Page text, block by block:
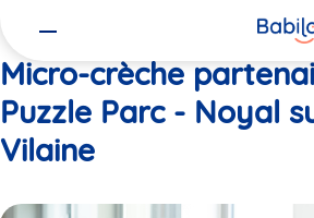
Micro-crèche
Puzzle Parc - Noyal
Vilaine